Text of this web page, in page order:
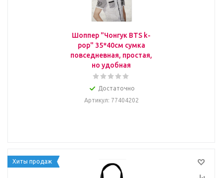
Шоппер "Чонгук BTS k-
pop" 35*40см сумка
повседневная, простая,
но удобная
Достаточно
Артикул: 77404202
Хиты продаж